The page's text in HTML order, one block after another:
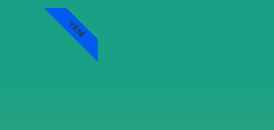
YENI